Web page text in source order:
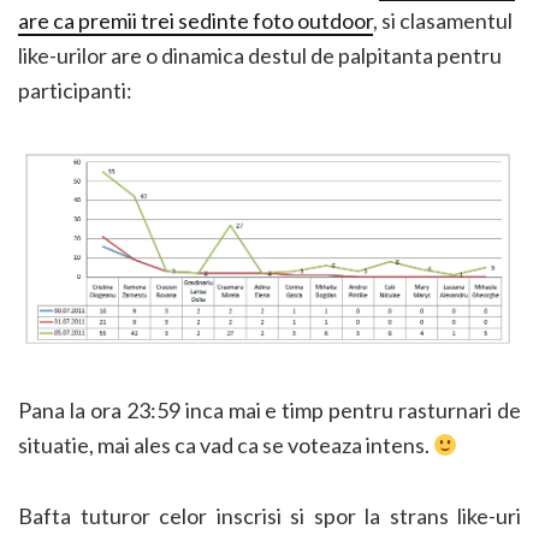
are ca premii trei sedinte foto outdoor, si clasamentul
like-urilor are o dinamica destul de palpitanta pentru
participanti:
Pana la ora 23:59 inca mai e timp pentru rasturnari de
situatie, mai ales ca vad ca se voteaza intens.
Bafta tuturor celor inscrisi si spor la strans like-uri